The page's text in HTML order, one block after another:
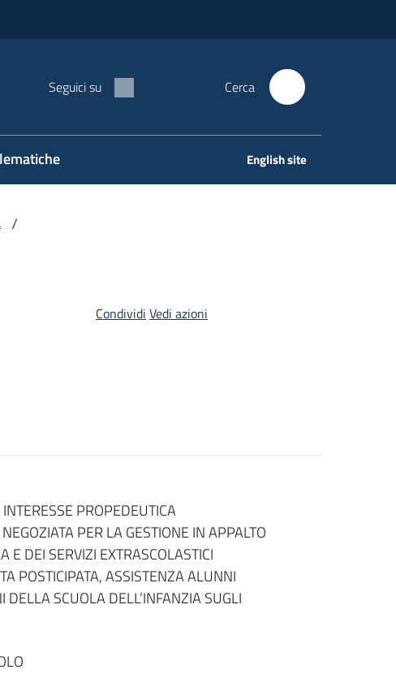
Seguici su Cerca
English site
/
Condividi Vedi azioni
PROPEDEUTICA
PER LA GESTIONE IN APPALTO
E DEI SERVIZI EXTRASCOLASTICI
POSTICIPATA, ASSISTENZA ALUNNI
SCUOLA DELL’INFANZIA SUGLI